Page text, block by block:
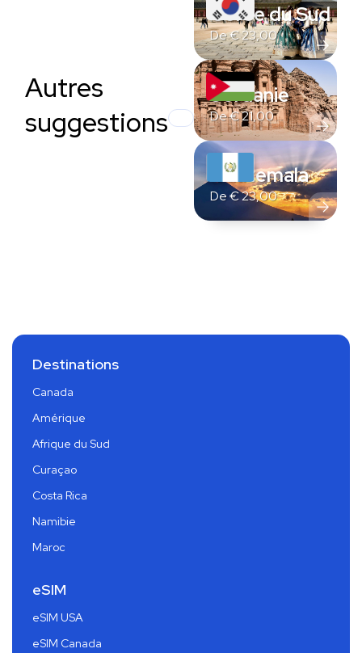
Autres
suggestions
Corée du Sud
De€23,00
Jordanie
De€21,00
Guatemala
De€23,00
Destinations
Canada
Amérique
Afrique du Sud
Curaçao
Costa Rica
Namibie
Maroc
eSIM
eSIM USA
eSIM Canada